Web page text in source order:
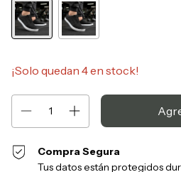
¡Solo quedan 4en stock!
Compra Segura
Tus datos están protegidos